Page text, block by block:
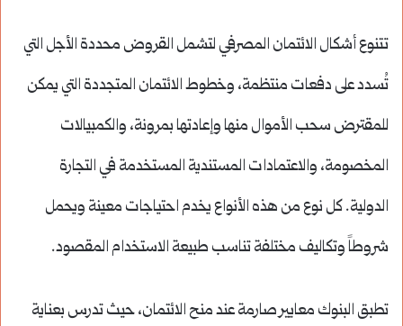
تتنوع أشكال الائتمان المصرفي لتشمل القروض محددة الأجل التي
تُسدد على دفعات منتظمة، وخطوط الائتمان المتجددة التي يمكن
للمقترض سحب الأموال منها وإعادتها بمرونة، والكمبيالات
المخصومة، والاعتمادات المستندية المستخدمة في التجارة
الدولية. كل نوع من هذه الأنواع يخدم احتياجات معينة ويحمل
شروطاً وتكاليف مختلفة تناسب طبيعة الاستخدام المقصود.
تطبق البنوك معايير صارمة عند منح الائتمان، حيث تدرس بعناية